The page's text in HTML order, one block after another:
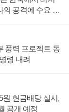
의 공격에 수요 늘
풍력 프로젝트 동
령 내려
원 현금배당 실시,
공개 예정